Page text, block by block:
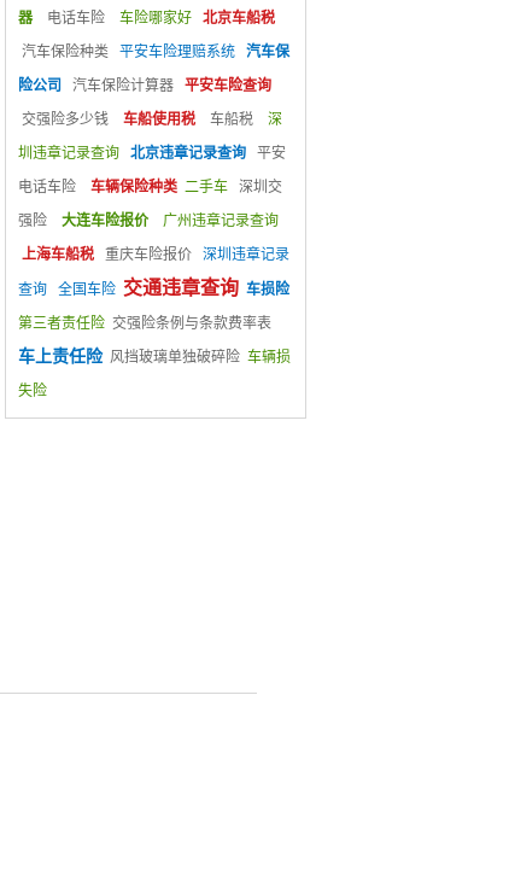
器
电话车险 车险哪家好
北京车船税
汽车保险种类
平安车险理赔系统
汽车保
险公司
汽车保险计算器
平安车险查询
交强险多少钱
车船使用税 车船税
深
圳违章记录查询
北京违章记录查询
平安
电话车险
车辆保险种类 二手车
深圳交
强险
大连车险报价
广州违章记录查询
上海车船税
重庆车险报价 深圳违章记录
查询 全国车险 交通违章查询 车损险
第三者责任险 交强险条例与条款费率表
车上责任险 风挡玻璃单独破碎险 车辆损
失险